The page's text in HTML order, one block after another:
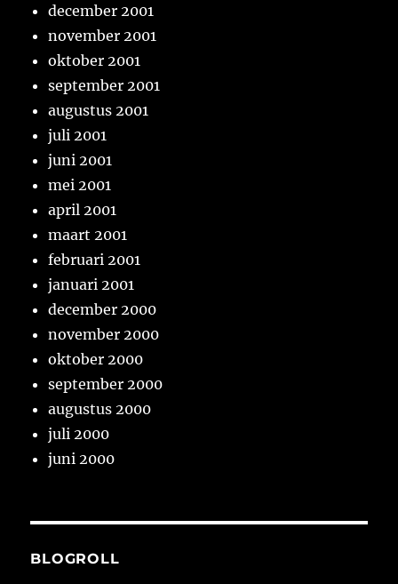
december 2001
november 2001
oktober 2001
september 2001
augustus 2001
juli 2001
juni 2001
mei 2001
april 2001
maart 2001
februari 2001
januari 2001
december 2000
november 2000
oktober 2000
september 2000
augustus 2000
juli 2000
juni 2000
BLOGROLL